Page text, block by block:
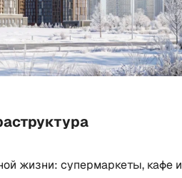
жизни: супермаркеты, кафе и